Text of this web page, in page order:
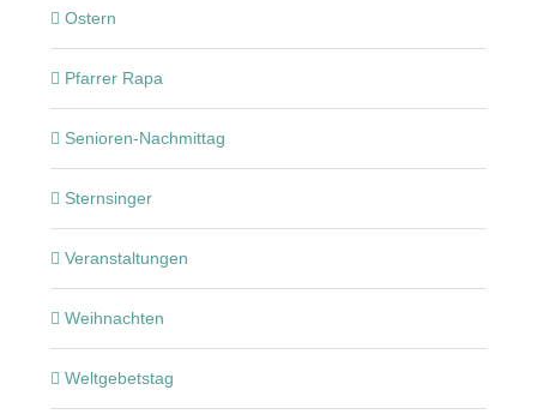
Ostern
Pfarrer Rapa
Senioren-Nachmittag
Sternsinger
Veranstaltungen
Weihnachten
Weltgebetstag